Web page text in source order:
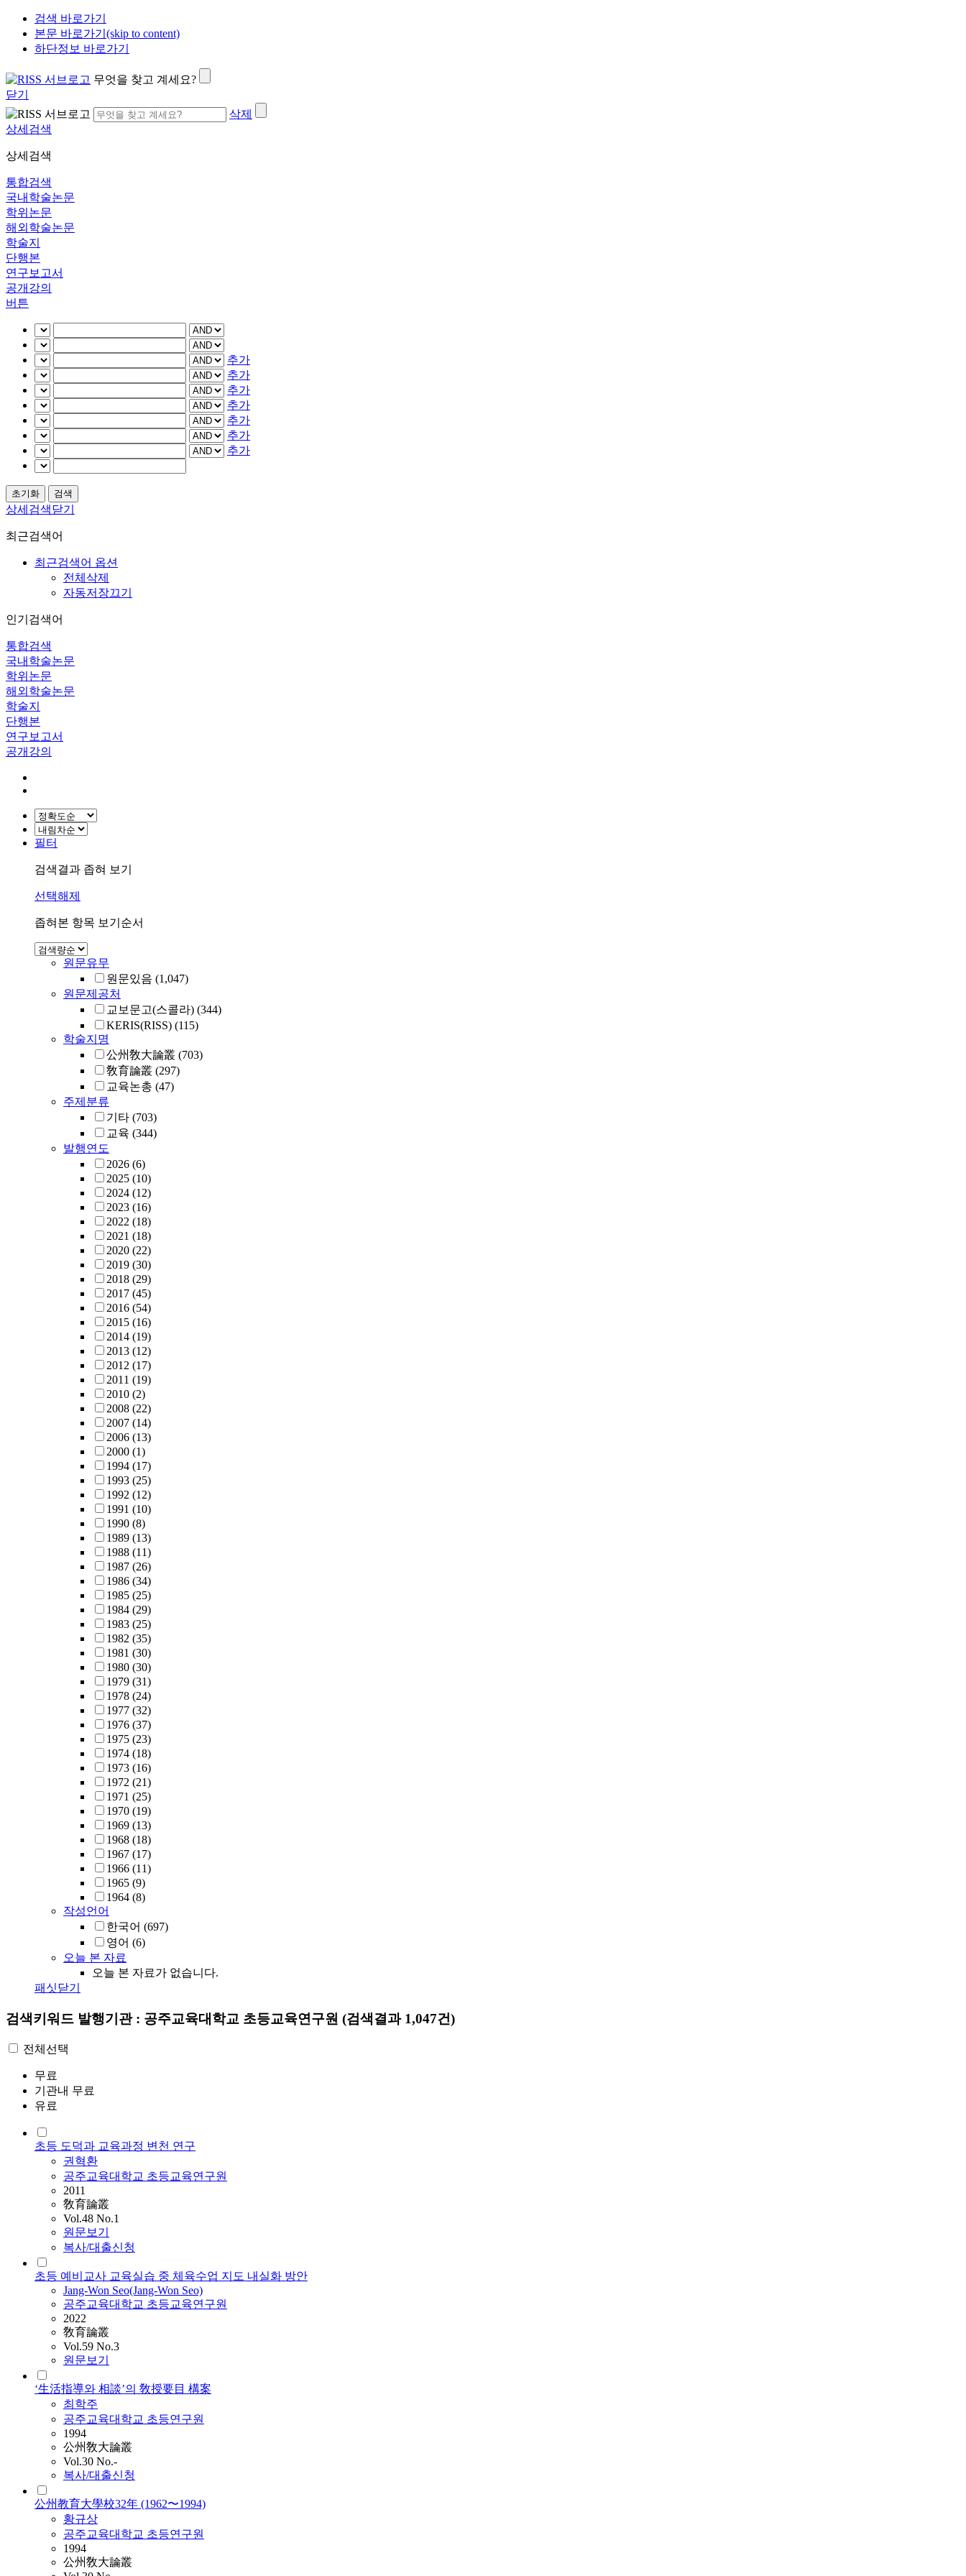
검색 바로가기
본문 바로가기(skip to content)
하단정보 바로가기
무엇을 찾고 계세요?
닫기
삭제
상세검색
상세검색
통합검색
국내학술논문
학위논문
해외학술논문
학술지
단행본
연구보고서
공개강의
버튼
추가
추가
추가
추가
추가
추가
추가
상세검색닫기
최근검색어
최근검색어 옵션
전체삭제
자동저장끄기
인기검색어
통합검색
국내학술논문
학위논문
해외학술논문
학술지
단행본
연구보고서
공개강의
필터
검색결과 좁혀 보기
선택해제
좁혀본 항목 보기순서
원문유무
원문있음 (1,047)
원문제공처
교보문고(스콜라) (344)
KERIS(RISS) (115)
학술지명
公州敎大論叢 (703)
敎育論叢 (297)
교육논총 (47)
주제분류
기타 (703)
교육 (344)
발행연도
2026 (6)
2025 (10)
2024 (12)
2023 (16)
2022 (18)
2021 (18)
2020 (22)
2019 (30)
2018 (29)
2017 (45)
2016 (54)
2015 (16)
2014 (19)
2013 (12)
2012 (17)
2011 (19)
2010 (2)
2008 (22)
2007 (14)
2006 (13)
2000 (1)
1994 (17)
1993 (25)
1992 (12)
1991 (10)
1990 (8)
1989 (13)
1988 (11)
1987 (26)
1986 (34)
1985 (25)
1984 (29)
1983 (25)
1982 (35)
1981 (30)
1980 (30)
1979 (31)
1978 (24)
1977 (32)
1976 (37)
1975 (23)
1974 (18)
1973 (16)
1972 (21)
1971 (25)
1970 (19)
1969 (13)
1968 (18)
1967 (17)
1966 (11)
1965 (9)
1964 (8)
작성언어
한국어 (697)
영어 (6)
오늘 본 자료
오늘 본 자료가 없습니다.
패싯닫기
검색키워드 발행기관 : 공주교육대학교 초등교육연구원 (검색결과 1,047건)
전체선택
무료
기관내 무료
유료
초등 도덕과 교육과정 변천 연구
권혁환
공주교육대학교 초등교육연구원
2011
敎育論叢
Vol.48 No.1
원문보기
복사/대출신청
초등 예비교사 교육실습 중 체육수업 지도 내실화 방안
Jang-Won Seo(Jang-Won Seo)
공주교육대학교 초등교육연구원
2022
敎育論叢
Vol.59 No.3
원문보기
‘生活指導와 相談’의 敎授要目 構案
최학주
공주교육대학교 초등연구원
1994
公州敎大論叢
Vol.30 No.-
복사/대출신청
公州教育大學校32年 (1962〜1994)
황규상
공주교육대학교 초등연구원
1994
公州敎大論叢